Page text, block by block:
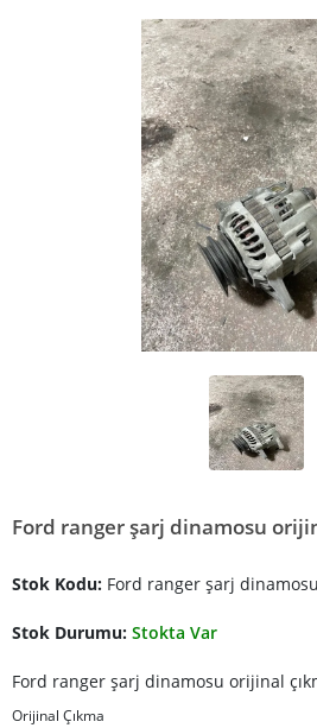
Ford ranger şarj dinamosu
Stok Kodu: Ford ranger şarj
Stok Durumu: Stokta Var
Ford ranger şarj dinamosu orijinal
Orijinal Çıkma